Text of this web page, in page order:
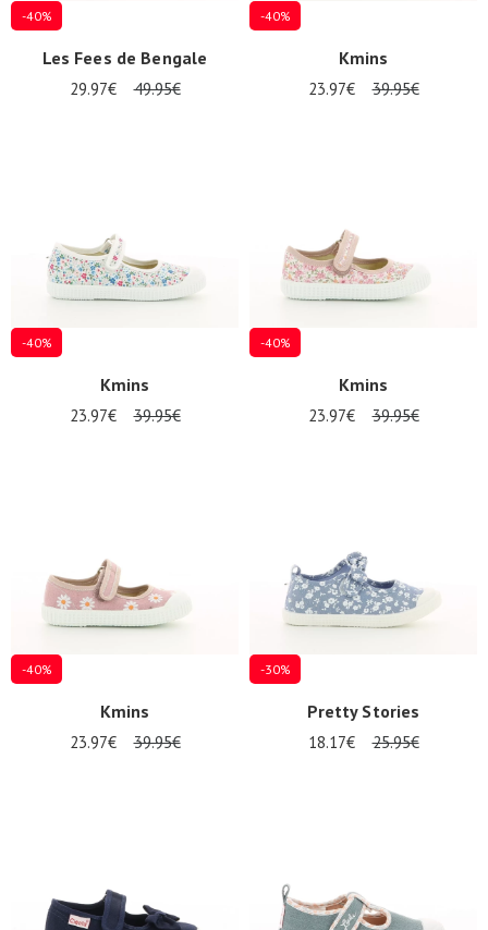
-40%
Les Fees de Bengale
29.97€ 49.95€
-40%
Kmins
23.97€ 39.95€
-40%
Kmins
23.97€ 39.95€
-40%
Kmins
23.97€ 39.95€
-40%
Kmins
23.97€ 39.95€
-30%
Pretty Stories
18.17€ 25.95€